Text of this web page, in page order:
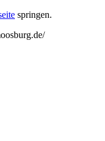
springen.